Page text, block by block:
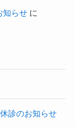
知らせに
診のお知らせ